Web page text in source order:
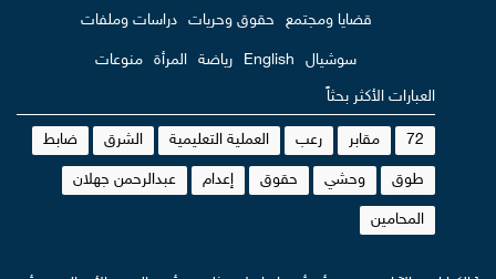
قضايا ومجتمع حقوق وحريات دراسات وملفات
سوشيال English رياضة المرأة منوعات
العبارات الأكثر بحثاً
72 مقابر رعب العملية التعليمية الشرق ضابط
طوق وحشي حقوق إعدام عبدالرحمن جهلان
المحامين